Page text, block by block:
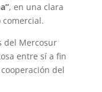
, en una clara
del Mercosur
entre sí a fin
del